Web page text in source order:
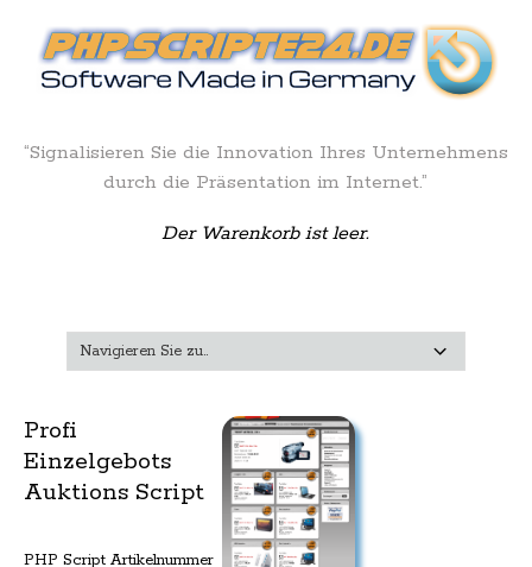
“Signalisieren Sie die Innovation Ihres Unternehmens
durch die Präsentation im Internet.”
Der Warenkorb ist leer.
Profi
Einzelgebots
Auktions Script
PHP Script Artikelnummer